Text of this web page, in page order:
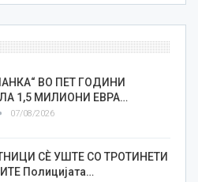
ВО ПЕТ ГОДИНИ
1,5 МИЛИОНИ ЕВРА…
07/08/2026
СÈ УШТЕ СО ТРОТИНЕТИ
Полицијата…